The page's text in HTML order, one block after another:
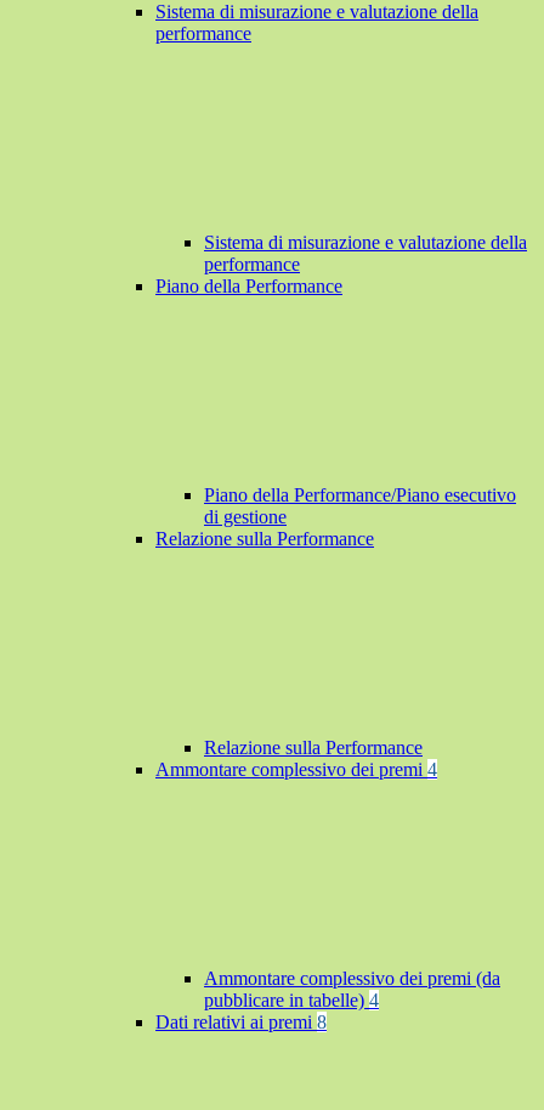
Sistema di misurazione e valutazione della
performance
Sistema di misurazione e valutazione della
performance
Piano della Performance
Piano della Performance/Piano esecutivo
di gestione
Relazione sulla Performance
Relazione sulla Performance
Ammontare complessivo dei premi 4
Ammontare complessivo dei premi (da
pubblicare in tabelle) 4
Dati relativi ai premi 8